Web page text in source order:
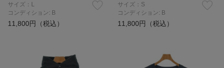
サイズ：L
コンディション: B
11,800円（税込）
サイズ：S
コンディション: B
11,800円（税込）